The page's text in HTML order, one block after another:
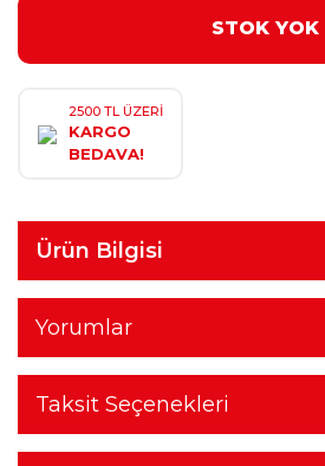
STOK YOK
2500 TL ÜZERİ
KARGO
BEDAVA!
Ürün Bilgisi
Yorumlar
Taksit Seçenekleri